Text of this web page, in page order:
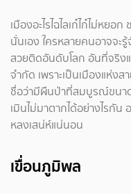
เมืองอะไรไฉไลเก๋ไก๋ไม่หยอ
นั่นเอง ใครหลายคนอาจจ
สวยติดอันดับโลก อันที่จริง
จำกัด เพราะเป็นเมืองแห่ง
ชื่อว่ามีผืนป่าที่สมบูรณ์ขนา
เมินไม่มาตากได้อย่างไรกัน
หลงเสน่ห์แน่นอน
เขื่อนภูมิพล